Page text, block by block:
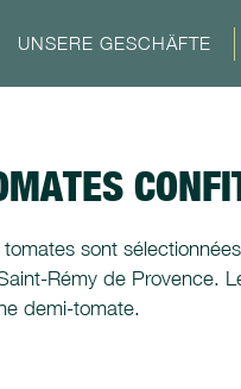
UNSERE GESCHÄFTE
tomates sont
Rémy de Provence.
demi-tomate.